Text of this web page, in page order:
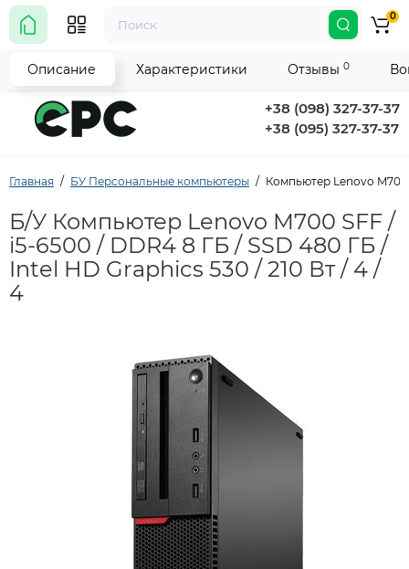
+38 (098) 327-37-37
+38 (095) 327-37-37
0
Главная БУ Персональные компьютеры Компьютер Lenovo M700
Б/У Компьютер Lenovo M700 SFF /
i5-6500 / DDR4 8 ГБ / SSD 480 ГБ /
Intel HD Graphics 530 / 210 Вт / 4 /
4
Описание Характеристики Отзывы 0